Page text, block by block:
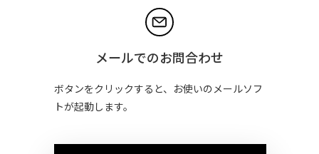
メールでのお問合わせ
ボタンをクリックすると、お使いのメールソフ
トが起動します。